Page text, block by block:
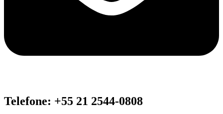
Telefone: +55 21 2544-0808